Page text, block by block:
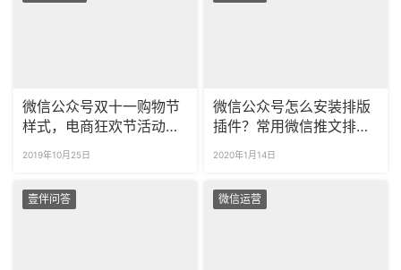
微信公众号双十一购物节
样式，电商狂欢节活动样
2019年10月25日
微信公众号怎么安装排版
插件？常用微信推文排版
2020年1月14日
壹伴问答 微信运营